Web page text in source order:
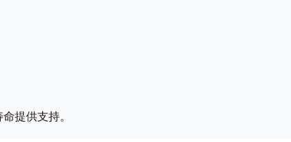
提供支持。